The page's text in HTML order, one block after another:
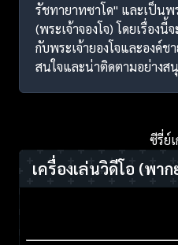
รัชทายาทซาโด" และเป็นพ
(พระเจ้าจองโจ) โดยเรื่องนี้
กับพระเจ้ายองโจและองค์
สนใจและน่าติดตามอย่างส
ซีรี่ย์
เครื่องเล่นวิดีโอ (พาก